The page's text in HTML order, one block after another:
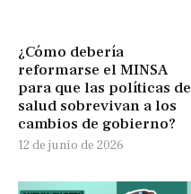
¿Cómo debería
reformarse el MINSA
para que las políticas de
salud sobrevivan a los
cambios de gobierno?
12 de junio de 2026